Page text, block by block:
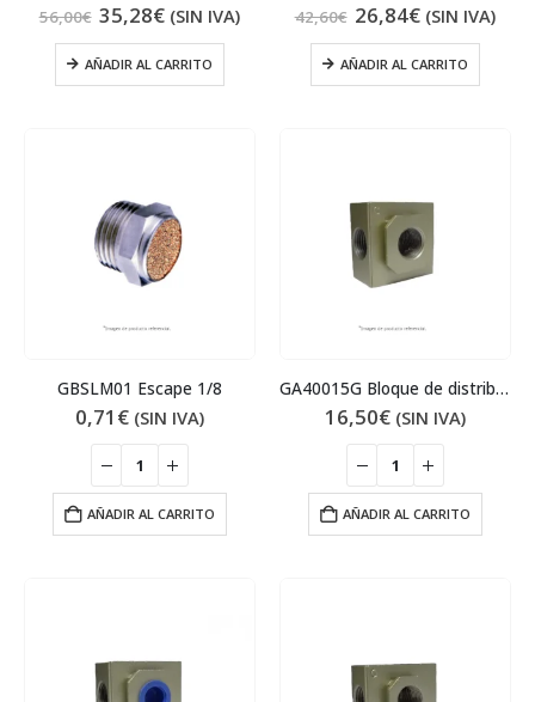
56,00€ 35,28€ (SIN IVA)
AÑADIR AL CARRITO
42,60€ 26,84€ (SIN IVA)
AÑADIR AL CARRITO
GBSLM01 Escape 1/8
0,71 € (SIN IVA)
AÑADIR AL CARRITO
GA40015G Bloque de distribución de aire
16,50€ (SIN IVA)
AÑADIR AL CARRITO